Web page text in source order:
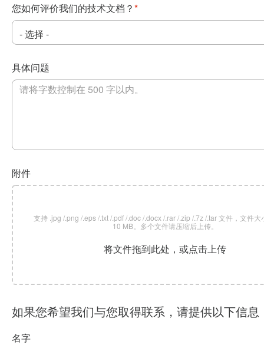
您如何评价我们的技术文档？ *
具体问题
附件
支持 .jpg /.png /.eps /.txt /.pdf /.doc /.docx /.rar /.zip /.7z /.tar 文件，文件大
10 MB。多个文件请压缩后上传。
将文件拖到此处，或点击上传
如果您希望我们与您取得联系，请提供以下信息
名字